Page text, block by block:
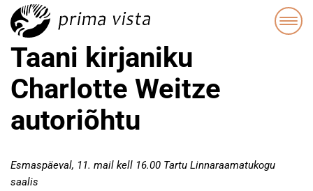
Taani kirjaniku
Charlotte Weitze
autoriõhtu
Esmaspäeval, 11. mail kell 16.00 Tartu Linnaraamatukogu
saalis